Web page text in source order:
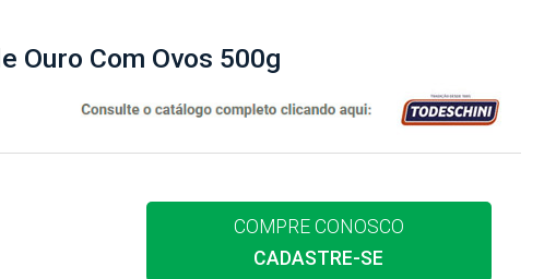
Ouro Com Ovos 500g
COMPRE CONOSCO
CADASTRE-SE